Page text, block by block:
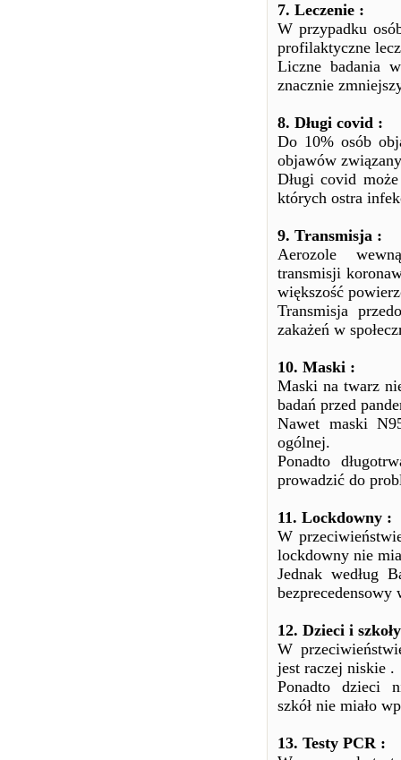
7. Leczenie :
W przypadku
profilaktyczne
Liczne badania
znacznie
8. Długi covid :
Do 10% osób
objawów
Długi covid
których ostra
9. Transmisja :
Aerozole
transmisji
większość
Transmisja
zakażeń w
10. Maski :
Maski na twarz
badań przed
Nawet maski
ogólnej.
Ponadto
prowadzić do
11. Lockdowny :
W
lockdowny nie
Jednak według
12. Dzieci i
W
jest raczej niskie .
Ponadto dzieci
szkół nie miało
13. Testy PCR :